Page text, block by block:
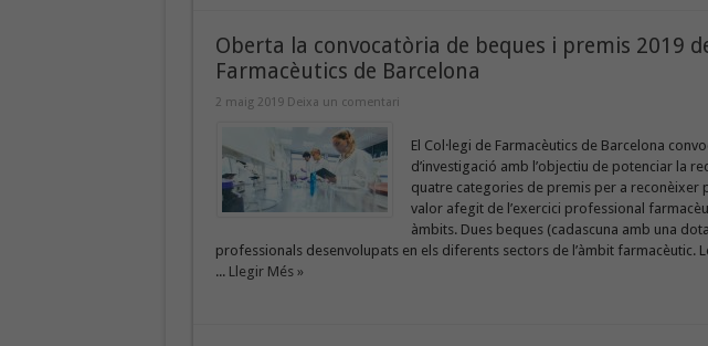
Oberta la convocatòria de beques i premis 2019
Farmacèutics de Barcelona
2 maig 2019 Deixa un comentari
El Col·legi de Farmacèutics de Barcelona
d’investigació amb l’objectiu de potenciar la
quatre categories de premis per a reconèixer
valor afegit de l’exercici professional
àmbits. Dues beques (cadascuna amb una
professionals desenvolupats en els diferents sectors de l’àmbit farmacèutic.
... Llegir Més »